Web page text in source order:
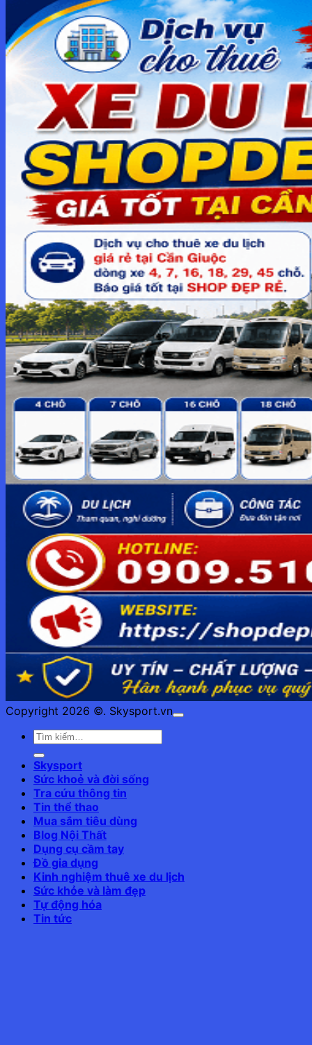
Copyright 2026 ©. Skysport.vn
Skysport
Sức khoẻ và đời sống
Tra cứu thông tin
Tin thể thao
Mua sắm tiêu dùng
Blog Nội Thất
Dụng cụ cầm tay
Đồ gia dụng
Kinh nghiệm thuê xe du lịch
Sức khỏe và làm đẹp
Tự động hóa
Tin tức